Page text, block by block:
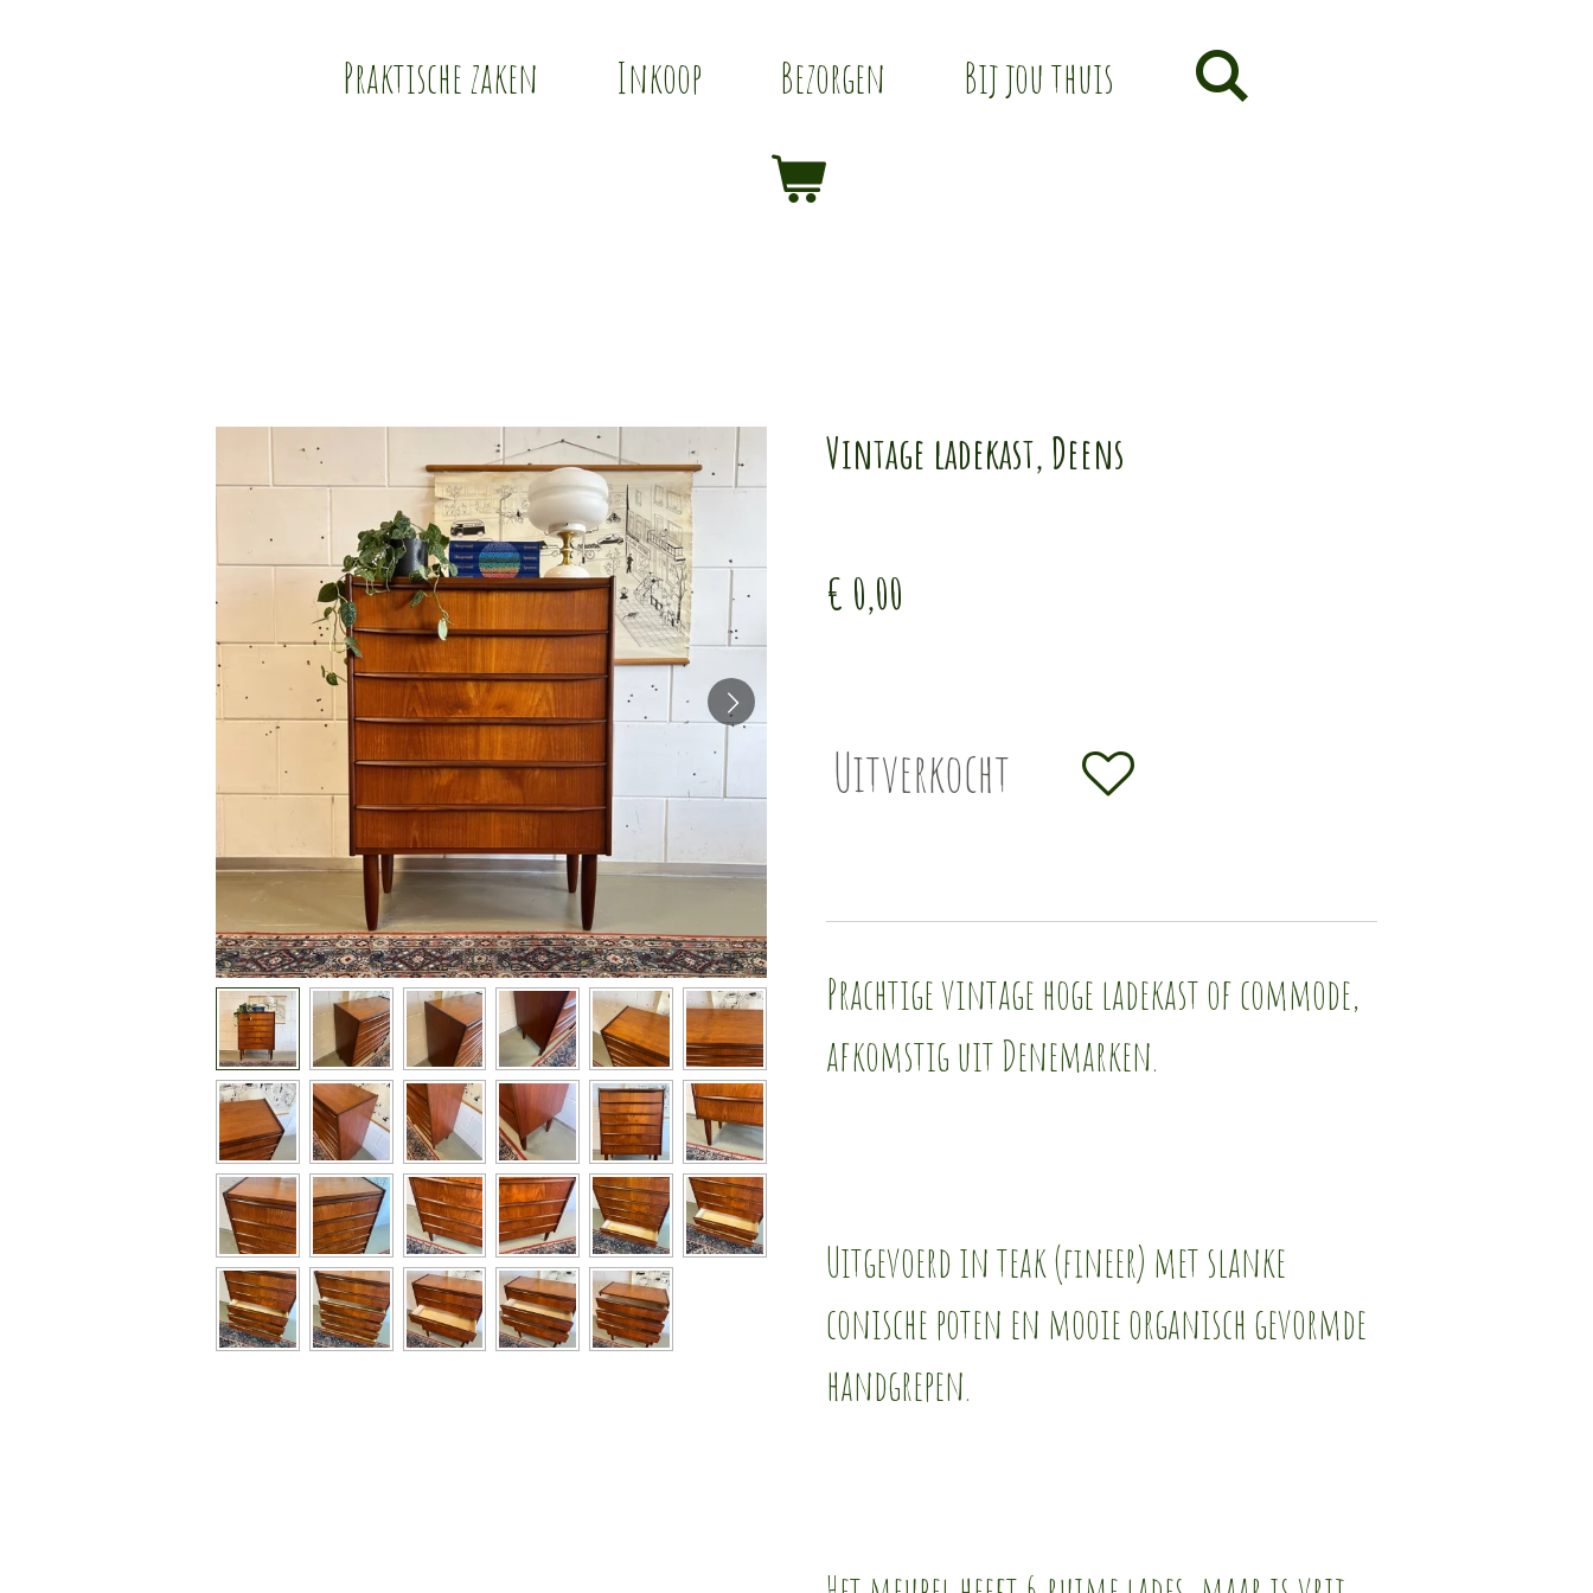
Praktische zaken
Inkoop Bezorgen Bij jou thuis
Vintage ladekast, Deens
€ 0,00
Uitverkocht
Prachtige vintage hoge ladekast of commode,
afkomstig uit Denemarken.
Uitgevoerd in teak (fineer) met slanke
conische poten en mooie organisch gevormde
handgrepen.